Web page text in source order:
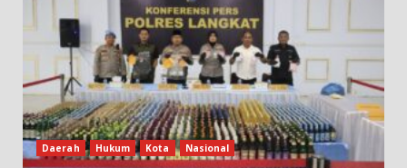
Daerah Hukum Kota Nasional